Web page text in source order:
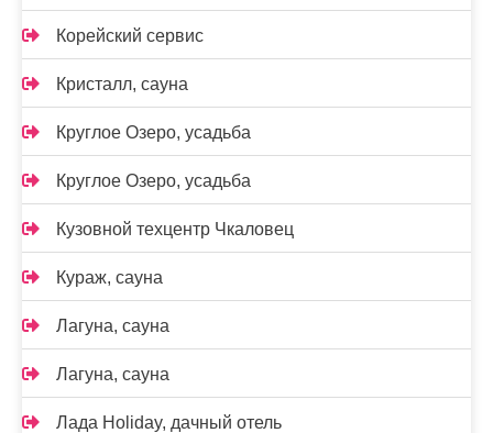
Корейский сервис
Кристалл, сауна
Круглое Озеро, усадьба
Круглое Озеро, усадьба
Кузовной техцентр Чкаловец
Кураж, сауна
Лагуна, сауна
Лагуна, сауна
Лада Holidаy, дачный отель